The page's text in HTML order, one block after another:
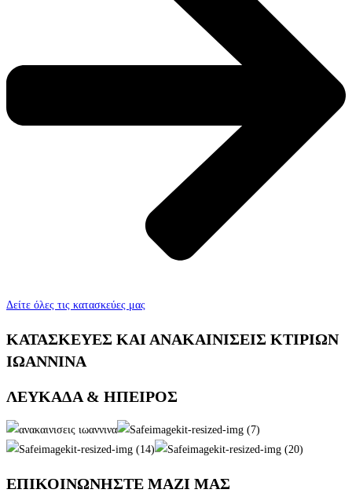
Δείτε όλες τις κατασκεύες μας
ΚΑΤΑΣΚΕΥΕΣ ΚΑΙ ΑΝΑΚΑΙΝΙΣΕΙΣ ΚΤΙΡΙΩΝ
ΙΩΑΝΝΙΝΑ
ΛΕΥΚΑΔΑ & ΗΠΕΙΡΟΣ
ΕΠΙΚΟΙΝΩΝΗΣΤΕ ΜΑΖΙ ΜΑΣ